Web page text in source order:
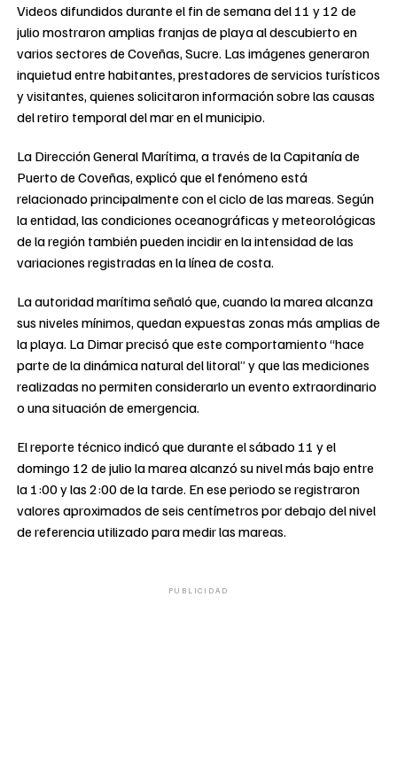
Videos difundidos durante el fin de semana del 11 y 12 de
julio mostraron amplias franjas de playa al descubierto en
varios sectores de Coveñas, Sucre. Las imágenes generaron
inquietud entre habitantes, prestadores de servicios turísticos
y visitantes, quienes solicitaron información sobre las causas
del retiro temporal del mar en el municipio.
La Dirección General Marítima, a través de la Capitanía de
Puerto de Coveñas, explicó que el fenómeno está
relacionado principalmente con el ciclo de las mareas. Según
la entidad, las condiciones oceanográficas y meteorológicas
de la región también pueden incidir en la intensidad de las
variaciones registradas en la línea de costa.
La autoridad marítima señaló que, cuando la marea alcanza
sus niveles mínimos, quedan expuestas zonas más amplias de
la playa. La Dimar precisó que este comportamiento “hace
parte de la dinámica natural del litoral” y que las mediciones
realizadas no permiten considerarlo un evento extraordinario
o una situación de emergencia.
El reporte técnico indicó que durante el sábado 11 y el
domingo 12 de julio la marea alcanzó su nivel más bajo entre
la 1:00 y las 2:00 de la tarde. En ese periodo se registraron
valores aproximados de seis centímetros por debajo del nivel
de referencia utilizado para medir las mareas.
PUBLICIDAD